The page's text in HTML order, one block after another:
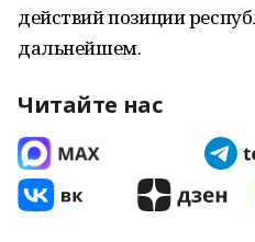
действий позиции
дальнейшем.
Читайте нас